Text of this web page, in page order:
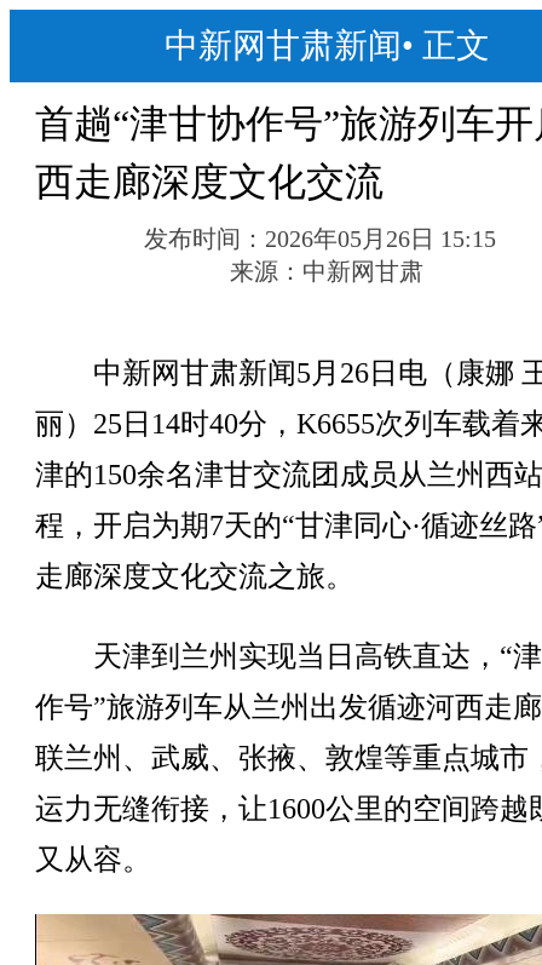
中新网甘肃新闻• 正文
首趟“津甘协作号”旅游列车
西走廊深度文化交流
发布时间： 2026年05月26日 15:15
来源： 中新网甘肃
中新网甘肃新闻5月26日电（康娜
丽）25日14时40分，K6655次列车载着
津的150余名津甘交流团成员从兰州西
程，开启为期7天的“甘津同心·循迹丝
走廊深度文化交流之旅。
天津到兰州实现当日高铁直达，“
作号”旅游列车从兰州出发循迹河西走
联兰州、武威、张掖、敦煌等重点城市
运力无缝衔接，让1600公里的空间跨越
又从容。